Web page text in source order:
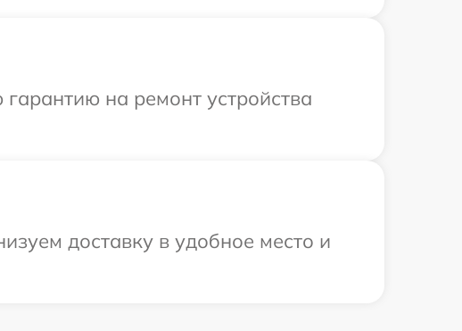
на ремонт устройства
доставку в удобное место и